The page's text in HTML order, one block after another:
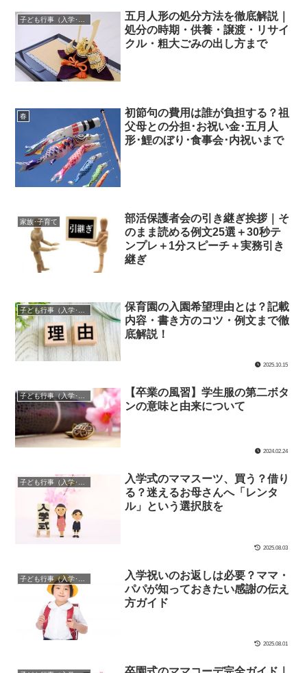
五月人形の処分方法を徹底解説｜
処分の時期・供養・譲渡・リサイ
クル・粗大ごみの出し方まで
春
初節句の費用は誰が負担する？祖
父母との分担･お祝い金･五月人
形･鯉のぼり･食事会･内祝いまで
家族･子育て
部活保護者会の引き継ぎ挨拶｜そ
のまま読める例文25選＋30秒テ
ンプレ＋1分スピーチ＋実務引き
継ぎ
保育園の入園希望理由とは？記載
内容・書き方のコツ・例文まで徹
底解説！
2025.10.15
子ども行事（入学･入園･卒業･卒園など）
【卒業の風習】学生服の第二ボタ
ンの意味と由来について
2024.02.24
入学式のママスーツ、買う？借り
る？迷えるお母さんへ「レンタ
ル」という選択肢を
2025.08.03
入学祝いのお返しは必要？ママ・
パパが知っておきたい感謝の伝え
方ガイド
2025.08.01